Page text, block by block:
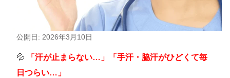
公開日: 2026年3月10日
💦
「汗が止まらない…」「手汗・脇汗がひどくて毎
日つらい…」